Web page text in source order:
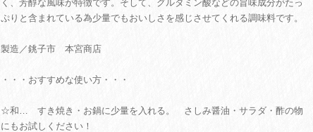
く、芳醇な風味が特徴です。そして、グルタミン酸などの旨味成分がたっ
ぷりと含まれている為少量でもおいしさを感じさせてくれる調味料です。
製造／銚子市 本宮商店
・・・おすすめな使い方・・・
☆和… すき焼き・お鍋に少量を入れる。 さしみ醤油・サラダ・酢の物
にもお試しください！